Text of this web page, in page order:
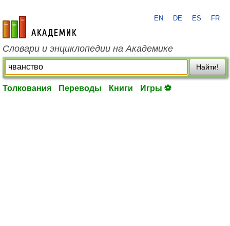
academic.ru
EN DE ES FR
Словари и энциклопедии на Академике
Найти!
Толкования Переводы Книги Игры ⚽